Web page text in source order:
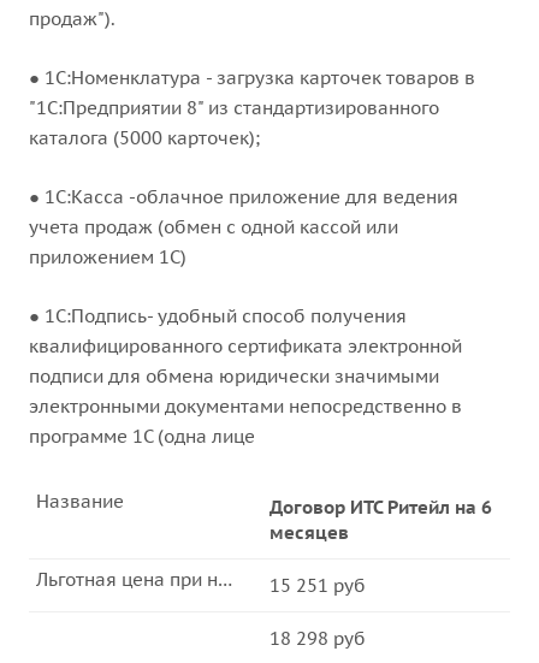
продаж").
● 1С:Номенклатура - загрузка карточек товаров в
"1С:Предприятии 8" из стандартизированного
каталога (5000 карточек);
● 1С:Касса -облачное приложение для ведения
учета продаж (обмен с одной кассой или
приложением 1С)
● 1С:Подпись- удобный способ получения
квалифицированного сертификата электронной
подписи для обмена юридически значимыми
электронными документами непосредственно в
программе 1С (одна лице
Договор ИТС Ритейл на 6
месяцев
Название
15 251 руб
Льготная цена при непрерывном продлении договора
18 298 руб